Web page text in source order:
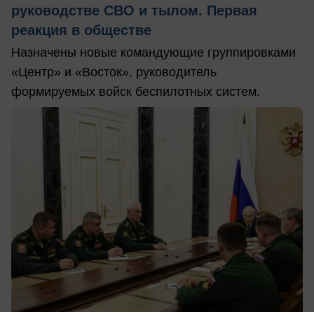
руководстве СВО и тылом. Первая
реакция в обществе
Назначены новые командующие группировками
«Центр» и «Восток», руководитель
формируемых войск беспилотных систем.